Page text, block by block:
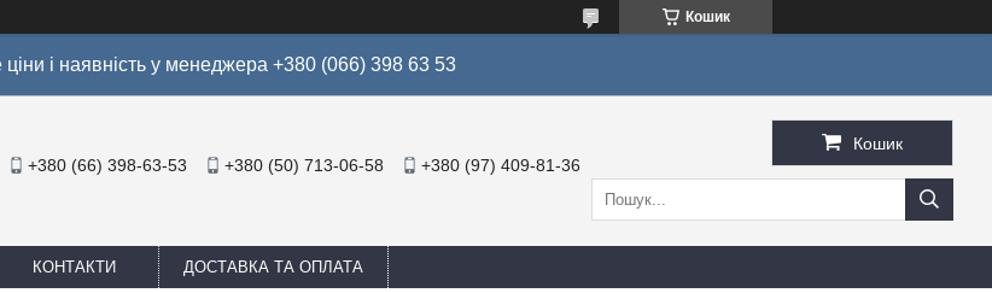
Кошик
і наявність у менеджера +380 (066) 398 63 53
+380 (66) 398-63-53 +380 (50) 713-06-58 +380 (97) 409-81-36
Кошик
КОНТАКТИ ДОСТАВКА ТА ОПЛАТА